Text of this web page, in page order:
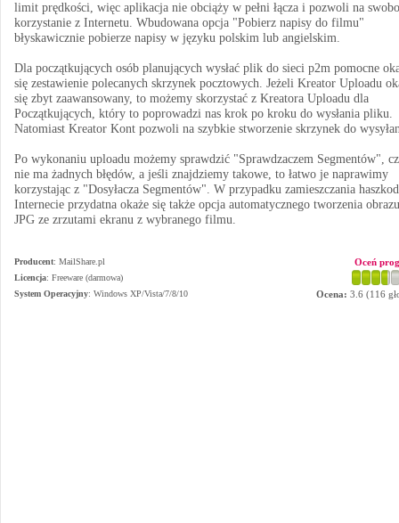
limit prędkości, więc aplikacja nie obciąży w pełni łącza i pozwoli na
korzystanie z Internetu. Wbudowana opcja "Pobierz napisy do filmu"
błyskawicznie pobierze napisy w języku polskim lub angielskim.
Dla początkujących osób planujących wysłać plik do sieci p2m pomocne
się zestawienie polecanych skrzynek pocztowych. Jeżeli Kreator Uploadu
się zbyt zaawansowany, to możemy skorzystać z Kreatora Uploadu dla
Początkujących, który to poprowadzi nas krok po kroku do wysłania pliku.
Natomiast Kreator Kont pozwoli na szybkie stworzenie skrzynek do
Po wykonaniu uploadu możemy sprawdzić "Sprawdzaczem Segmentów",
nie ma żadnych błędów, a jeśli znajdziemy takowe, to łatwo je naprawimy
korzystając z "Dosyłacza Segmentów". W przypadku zamieszczania
Internecie przydatna okaże się także opcja automatycznego tworzenia obrazu
JPG ze zrzutami ekranu z wybranego filmu.
Producent: MailShare.pl
Licencja: Freeware (darmowa)
System Operacyjny: Windows XP/Vista/7/8/10
Oceń
Ocena: 3.6 (116